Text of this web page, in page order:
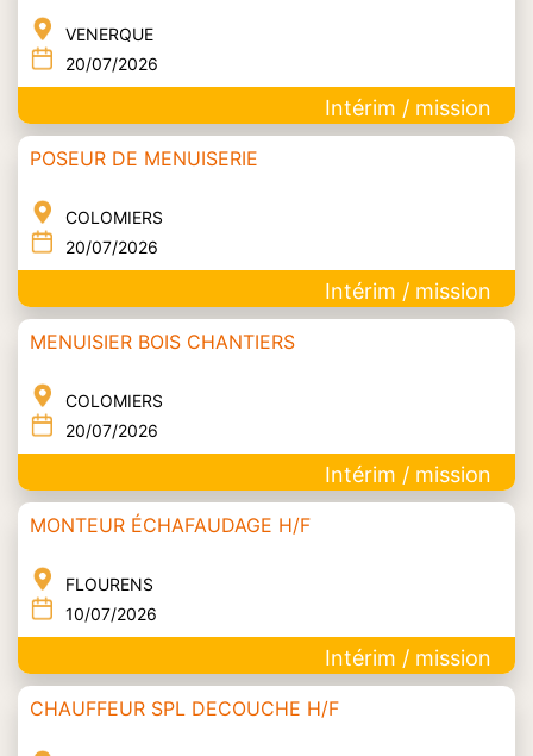
VENERQUE
20/07/2026
Intérim / mission
POSEUR DE MENUISERIE
COLOMIERS
20/07/2026
Intérim / mission
MENUISIER BOIS CHANTIERS
COLOMIERS
20/07/2026
Intérim / mission
MONTEUR ÉCHAFAUDAGE H/F
FLOURENS
10/07/2026
Intérim / mission
CHAUFFEUR SPL DECOUCHE H/F